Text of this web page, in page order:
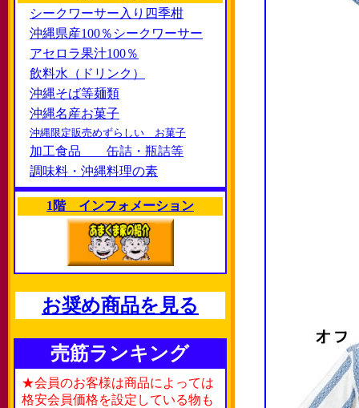
シークワーサー入り四季柑
沖縄県産100％シークワーサー
アセロラ果汁100％
飲料水（ドリンク）
沖縄そば等麺類
沖縄名産お菓子
沖縄限定販売めずらしい お菓子
加工食品 缶詰・瓶詰等
調味料・沖縄料理の素
1階 インフォメーション
お奨め商品を見る
売筋ランキング
★会員のお客様は商品によっては
格安会員価格を設定している物も